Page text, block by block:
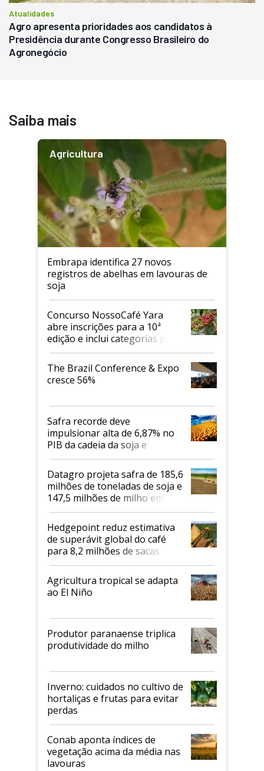
Atualidades
Agro apresenta prioridades aos candidatos à
Presidência durante Congresso Brasileiro do
Agronegócio
Saiba mais
Agricultura
Embrapa identifica 27 novos
registros de abelhas em lavouras de
soja
Concurso NossoCafé Yara
abre inscrições para a 10ª
edição e inclui categorias para
cafés Canephora
The Brazil Conference & Expo
cresce 56%
Safra recorde deve
impulsionar alta de 6,87% no
PIB da cadeia da soja e
biodiesel em 2026
Datagro projeta safra de 185,6
milhões de toneladas de soja e
147,5 milhões de milho em
2026/27
Hedgepoint reduz estimativa
de superávit global do café
para 8,2 milhões de sacas
Agricultura tropical se adapta
ao El Niño
Produtor paranaense triplica
produtividade do milho
Inverno: cuidados no cultivo de
hortaliças e frutas para evitar
perdas
Conab aponta índices de
vegetação acima da média nas
lavouras